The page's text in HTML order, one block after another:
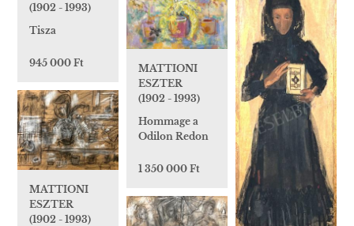
(1902 - 1993)
Tisza
945 000 Ft
MATTIONI
ESZTER
(1902 - 1993)
Hommage a
Odilon Redon
1 350 000 Ft
MATTIONI
ESZTER
(1902 - 1993)